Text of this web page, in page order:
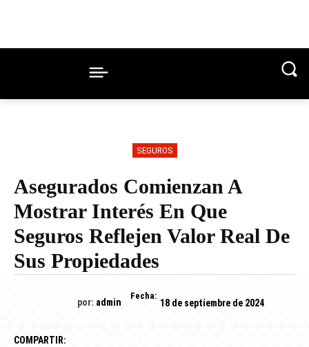
SEGUROS
Asegurados Comienzan A
Mostrar Interés En Que
Seguros Reflejen Valor Real De
Sus Propiedades
por: admin
Fecha:
18 de septiembre de 2024
COMPARTIR: